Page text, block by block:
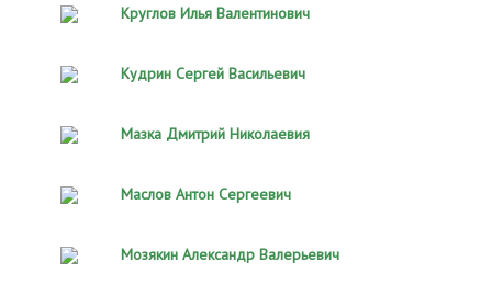
Круглов Илья Валентинович
Кудрин Сергей Васильевич
Мазка Дмитрий Николаевия
Маслов Антон Сергеевич
Мозякин Александр Валерьевич